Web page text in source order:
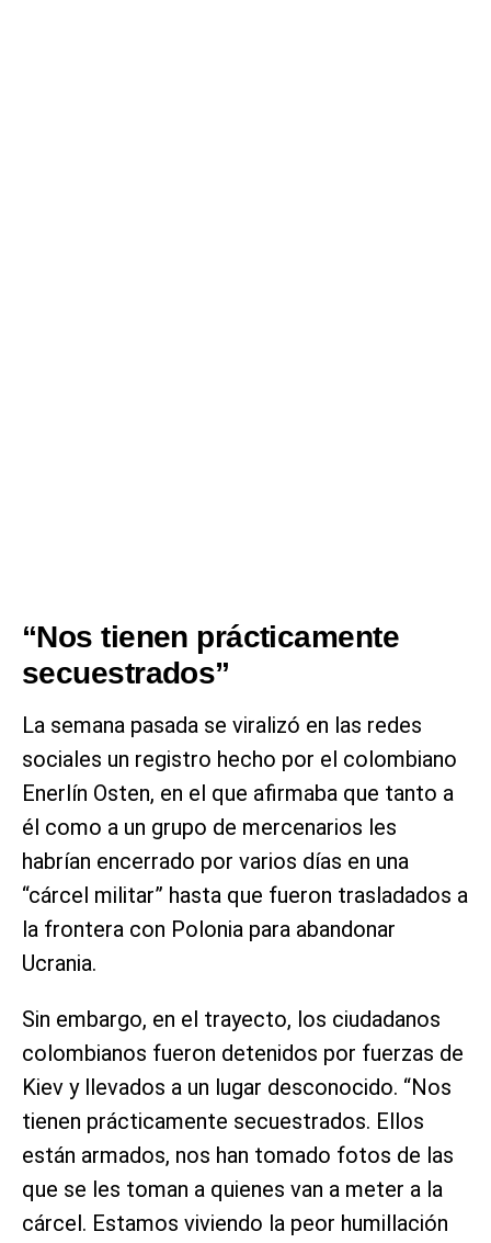
“Nos tienen prácticamente
secuestrados”
La semana pasada se viralizó en las redes
sociales un registro hecho por el colombiano
Enerlín Osten, en el que afirmaba que tanto a
él como a un grupo de mercenarios les
habrían encerrado por varios días en una
“cárcel militar” hasta que fueron trasladados a
la frontera con Polonia para abandonar
Ucrania.
Sin embargo, en el trayecto, los ciudadanos
colombianos fueron detenidos por fuerzas de
Kiev y llevados a un lugar desconocido. “Nos
tienen prácticamente secuestrados. Ellos
están armados, nos han tomado fotos de las
que se les toman a quienes van a meter a la
cárcel. Estamos viviendo la peor humillación